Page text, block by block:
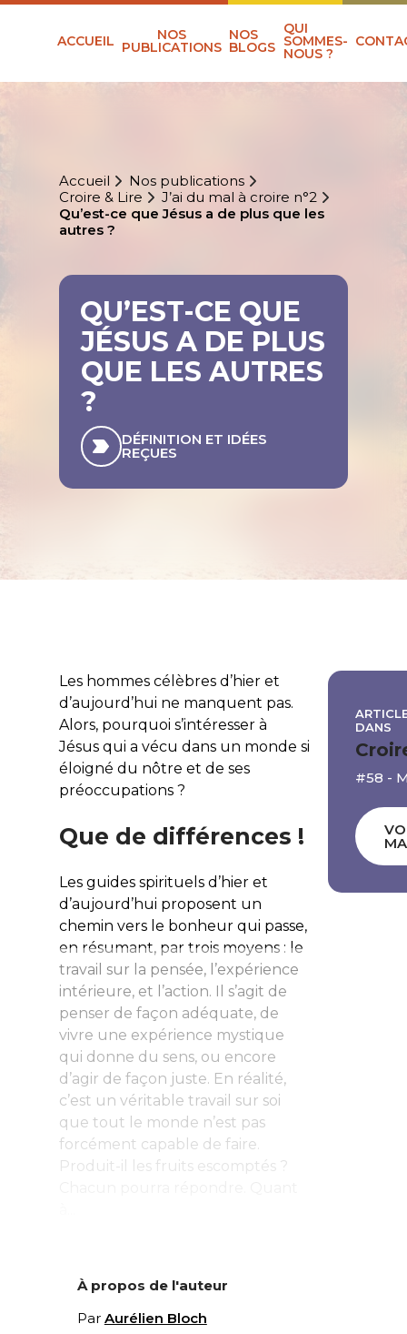
ACCUEIL NOS
PUBLICATIONS
NOS
BLOGS
QUI
SOMMES-
NOUS ?
Accueil
Nos publications
Croire & Lire
J’ai du mal à croire n°2
Qu’est-ce que Jésus a de plus que les
autres ?
QU’EST-CE QUE
JÉSUS A DE PLUS
QUE LES AUTRES
?
DÉFINITION ET IDÉES
REÇUES
Les hommes célèbres d’hier et
d’aujourd’hui ne manquent pas.
Alors, pourquoi s’intéresser à
Jésus qui a vécu dans un monde si
éloigné du nôtre et de ses
préoccupations ?
Que de différences !
Les guides spirituels d’hier et
d’aujourd’hui proposent un
chemin vers le bonheur qui passe,
en résumant, par trois moyens : le
travail sur la pensée, l’expérience
intérieure, et l’action. Il s’agit de
penser de façon adéquate, de
vivre une expérience mystique
qui donne du sens, ou encore
d’agir de façon juste. En réalité,
c’est un véritable travail sur soi
que tout le monde n’est pas
forcément capable de faire.
Produit-il les fruits escomptés ?
À propos de l'auteur
Par Aurélien Bloch
DANS
#58 -